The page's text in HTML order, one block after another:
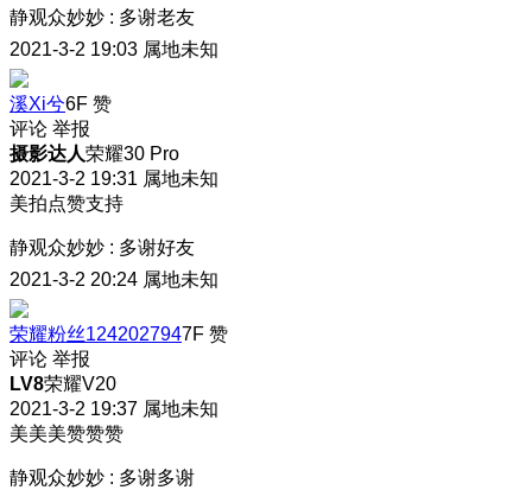
静观众妙妙 : 多谢老友
2021-3-2 19:03 属地未知
溪Xi兮6F 赞
评论 举报
摄影达人荣耀30 Pro
2021-3-2 19:31 属地未知
美拍点赞支持
静观众妙妙 : 多谢好友
2021-3-2 20:24 属地未知
荣耀粉丝1242027947F 赞
评论 举报
LV8荣耀V20
2021-3-2 19:37 属地未知
美美美赞赞赞
静观众妙妙 : 多谢多谢